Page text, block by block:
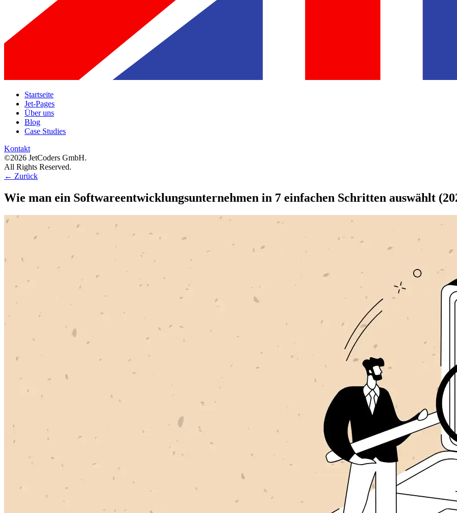
Startseite
Jet-Pages
Über uns
Blog
Case Studies
Kontakt
©2026 JetCoders GmbH.
All Rights Reserved.
← Zurück
Wie man ein Softwareentwicklungsunternehmen in 7 einfachen Schritten auswählt